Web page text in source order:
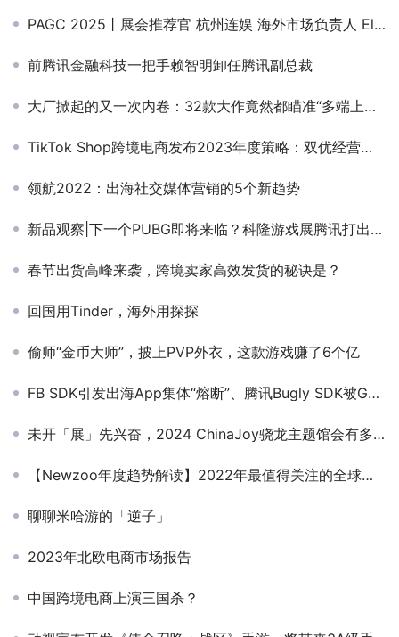
PAGC 2025丨展会推荐官 杭州连娱 海外市场负责人 Eliza、聚澜科技 产品负责人 练浩、小步科技 CEO 陈清波 邀您参与万人出海展会
前腾讯金融科技一把手赖智明卸任腾讯副总裁
大厂掀起的又一次内卷：32款大作竟然都瞄准“多端上线”？
TikTok Shop跨境电商发布2023年度策略：双优经营，三重增长
领航2022：出海社交媒体营销的5个新趋势
新品观察|下一个PUBG即将来临？科隆游戏展腾讯打出了一张王牌
春节出货高峰来袭，跨境卖家高效发货的秘诀是？
回国用Tinder，海外用探探
偷师“金币大师”，披上PVP外衣，这款游戏赚了6个亿
FB SDK引发出海App集体“熔断”、腾讯Bugly SDK被Google下架，还有一个更大的“坑”！
未开「展」先兴奋，2024 ChinaJoy骁龙主题馆会有多好玩？
【Newzoo年度趋势解读】2022年最值得关注的全球游戏市场趋势
聊聊米哈游的「逆子」
2023年北欧电商市场报告
中国跨境电商上演三国杀？